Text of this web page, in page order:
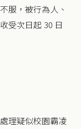
服，被行為人、
受次日起 30 日
理疑似校園霸凌